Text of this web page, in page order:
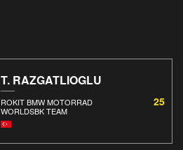
T. RAZGATLIOGLU
ROKIT BMW MOTORRAD
WORLDSBK TEAM
25